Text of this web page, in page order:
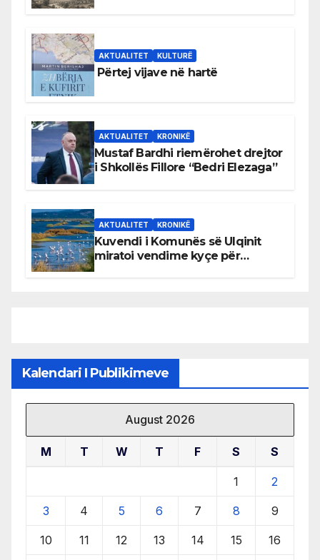
AKTUALITET KULTURË
Përtej vijave në hartë
AKTUALITET KRONIKË
Mustaf Bardhi riemërohet drejtor
i Shkollës Fillore “Bedri Elezaga”
AKTUALITET KRONIKË
Kuvendi i Komunës së Ulqinit
miratoi vendime kyçe për
Kalendari I Publikimeve
August 2026
M T W T F S S
1 2
3 4 5 6 7 8 9
10 11 12 13 14 15 16